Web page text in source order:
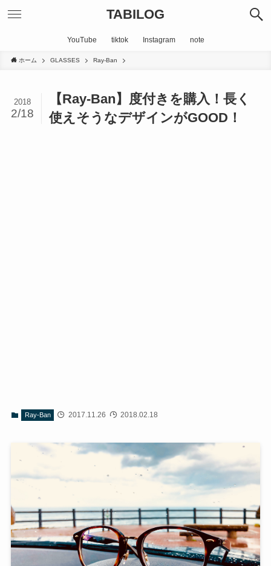
TABILOG
YouTube tiktok Instagram note
ホーム GLASSES Ray-Ban
【Ray-Ban】度付きを購入！長く
使えそうなデザインがGOOD！
2018
2/18
Ray-Ban 2017.11.26 2018.02.18